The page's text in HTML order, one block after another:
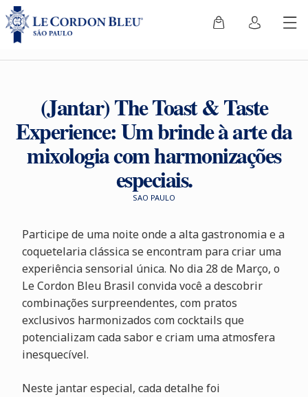
(Jantar) The Toast & Taste
Experience: Um brinde à arte da
mixologia com harmonizações
especiais.
SAO PAULO
Participe de uma noite onde a alta gastronomia e a
coquetelaria clássica se encontram para criar uma
experiência sensorial única. No dia 28 de Março, o
Le Cordon Bleu Brasil convida você a descobrir
combinações surpreendentes, com pratos
exclusivos harmonizados com cocktails que
potencializam cada sabor e criam uma atmosfera
inesquecível.
Neste jantar especial, cada detalhe foi